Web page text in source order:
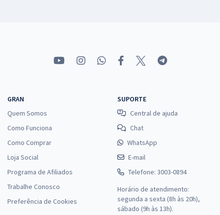
GRAN
Quem Somos
Como Funciona
Como Comprar
Loja Social
Programa de Afiliados
Trabalhe Conosco
Preferência de Cookies
SUPORTE
Central de ajuda
Chat
WhatsApp
E-mail
Telefone: 3003-0894
Horário de atendimento:
segunda a sexta (8h às 20h),
sábado (9h às 13h).